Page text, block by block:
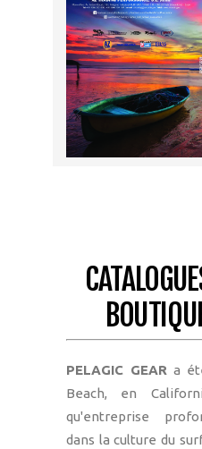
PELAGIC GEAR a
Beach, en
qu'entreprise
dans la culture du